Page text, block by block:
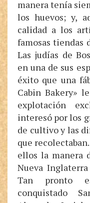
manera tenía
los huevos; y,
calidad a los
famosas tiendas
Las judías de
en una de sus
éxito que una
Cabin Bakery»
explotación
interesó por los
de cultivo y las
que
ellos la manera
Nueva
Tan pronto
conquistado